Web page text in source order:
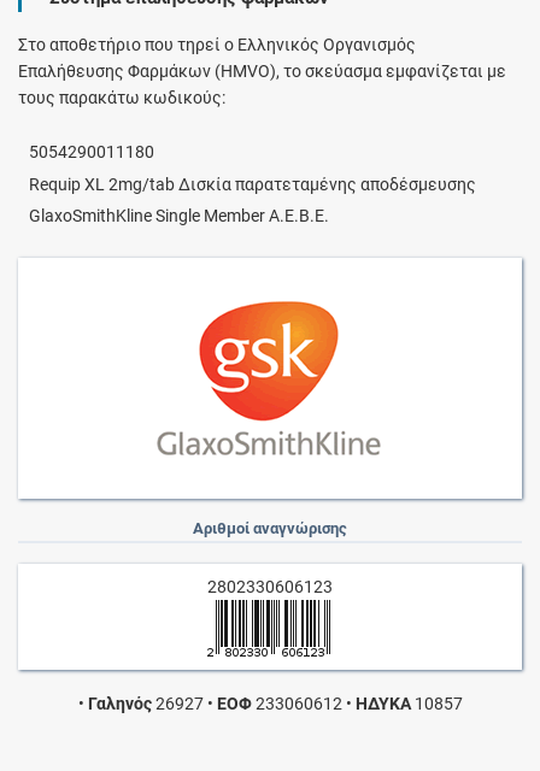
Στο αποθετήριο που τηρεί ο Ελληνικός Οργανισμός
Επαλήθευσης Φαρμάκων (HMVO), το σκεύασμα εμφανίζεται με
τους παρακάτω κωδικούς:
5054290011180
Requip XL 2mg/tab Δισκία παρατεταμένης αποδέσμευσης
GlaxoSmithKline Single Member A.E.B.E.
Αριθμοί αναγνώρισης
2802330606123
• Γαληνός26927 • ΕΟΦ233060612 • ΗΔΥΚΑ10857